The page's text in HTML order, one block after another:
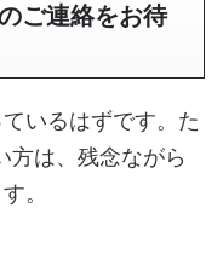
ご連絡をお待
いるはずです。た
は、残念ながら
。